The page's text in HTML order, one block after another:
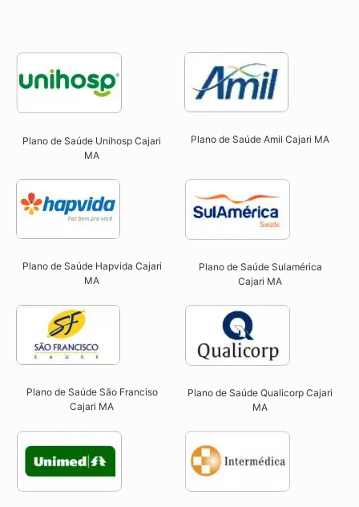
Plano de Saúde Unihosp Cajari
MA​
Plano de Saúde Amil Cajari MA
Plano de Saúde Hapvida Cajari
MA​
Plano de Saúde Sulamérica
Cajari MA
Plano de Saúde São Franciso
Cajari MA​
Plano de Saúde Qualicorp Cajari
MA​